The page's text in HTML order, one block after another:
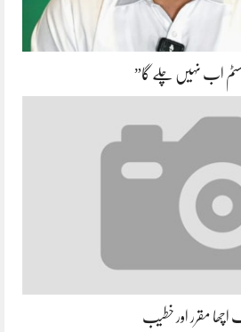
اب نہیں چلے گا”
اچھا مقرر اور خطیب